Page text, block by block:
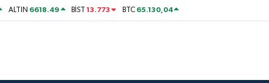
ALTIN 6618.49 BİST13.773 BTC 65.130,04